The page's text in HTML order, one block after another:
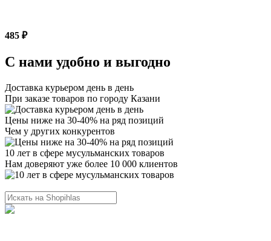
485 ₽
С нами удобно и выгодно
Доставка курьером день в день
При заказе товаров по городу Казани
Цены ниже на 30-40% на ряд позиций
Чем у других конкурентов
10 лет в сфере мусульманских товаров
Нам доверяют уже более 10 000 клиентов